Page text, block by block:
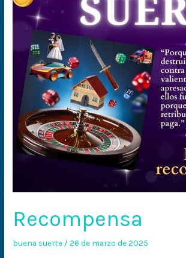
Recompensa
buena suerte /26 de marzo de 2025